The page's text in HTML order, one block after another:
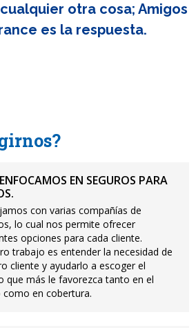
otra cosa; Amigos
es la respuesta.
EN SEGUROS PARA
con varias compañías de
lo cual nos permite ofrecer
opciones para cada cliente.
trabajo es entender la necesidad de
cliente y ayudarlo a escoger el
que más le favorezca tanto en el
como en cobertura.